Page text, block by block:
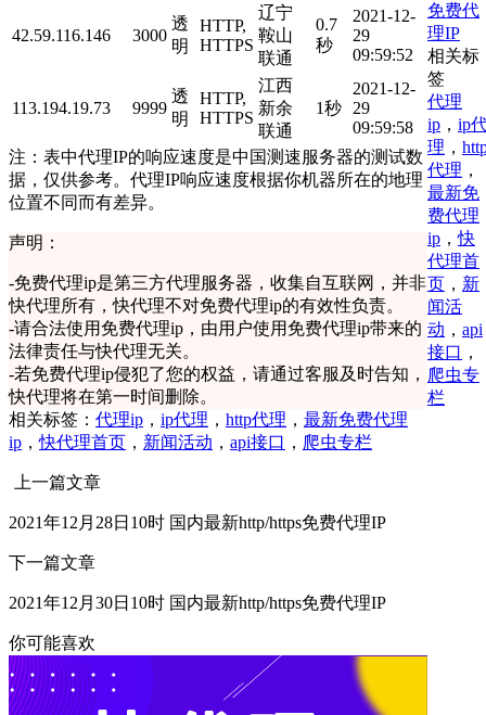
42.59.116.146 3000
透
明
HTTP,
HTTPS
辽宁
鞍山
联通
0.7
秒
2021-12-
29
09:59:52
113.194.19.73 9999
透
明
HTTP,
HTTPS
江西
新余
联通
1秒
2021-12-
29
09:59:58
注：表中代理IP的响应速度是中国测速服务器的测试数
据，仅供参考。代理IP响应速度根据你机器所在的地理
位置不同而有差异。
声明：
-免费代理ip是第三方代理服务器，收集自互联网，并非
快代理所有，快代理不对免费代理ip的有效性负责。
-请合法使用免费代理ip，由用户使用免费代理ip带来的
法律责任与快代理无关。
-若免费代理ip侵犯了您的权益，请通过客服及时告知，
快代理将在第一时间删除。
相关标签： 代理ip ， ip代理 ， http代理 ， 最新免费代理
ip ，快代理首页 ， 新闻活动 ， api接口 ， 爬虫专栏
上一篇文章
2021年12月28日10时 国内最新http/https免费代理IP
下一篇文章
2021年12月30日10时 国内最新http/https免费代理IP
你可能喜欢
免费代
理IP
相关标
签
代理
ip ， ip
理 ，
代理 ，
最新免
费代理
ip ，快
代理首
页 ， 新
闻活
动 ， api
接口 ，
爬虫专
栏